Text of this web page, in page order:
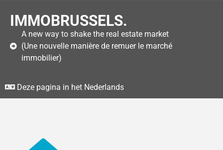
IMMOBRUSSELS.
A new way to shake the real estate market
(Une nouvelle manière de remuer le marché
immobilier)
Deze pagina in het Nederlands